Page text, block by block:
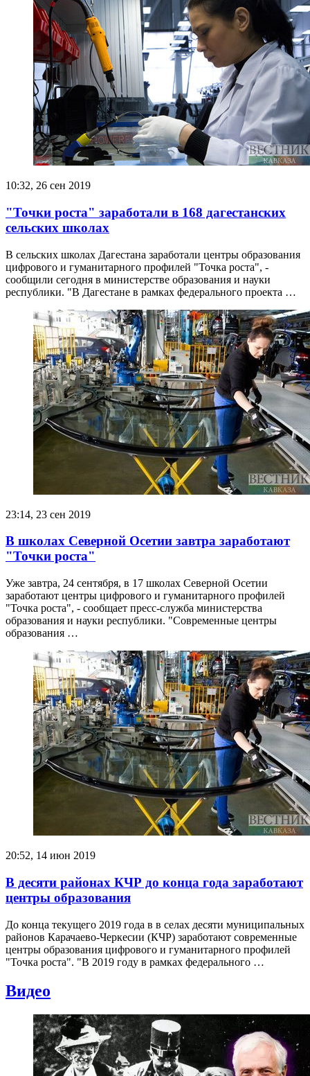
10:32, 26 сен 2019
"Точки роста" заработали в 168 дагестанских
сельских школах
В сельских школах Дагестана заработали центры образования
цифрового и гуманитарного профилей "Точка роста", -
сообщили сегодня в министерстве образования и науки
республики. "В Дагестане в рамках федерального проекта …
23:14, 23 сен 2019
В школах Северной Осетии завтра заработают
"Точки роста"
Уже завтра, 24 сентября, в 17 школах Северной Осетии
заработают центры цифрового и гуманитарного профилей
"Точка роста", - сообщает пресс-служба министерства
образования и науки республики. "Современные центры
образования …
20:52, 14 июн 2019
В десяти районах КЧР до конца года заработают
центры образования
До конца текущего 2019 года в в селах десяти муниципальных
районов Карачаево-Черкесии (КЧР) заработают современные
центры образования цифрового и гуманитарного профилей
"Точка роста". "В 2019 году в рамках федерального …
Видео